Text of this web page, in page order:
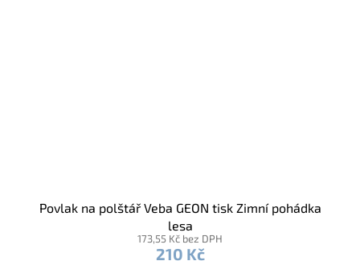
Povlak na polštář Veba GEON tisk Zimní pohádka
lesa
173,55 Kč bez DPH
210 Kč